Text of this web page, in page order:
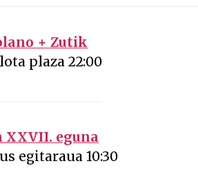
+ Zutik
plaza 22:00
XXVII. eguna
egitaraua 10:30